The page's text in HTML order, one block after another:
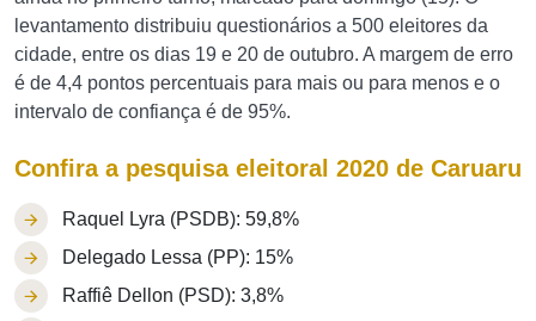
levantamento distribuiu questionários a 500 eleitores da
cidade, entre os dias 19 e 20 de outubro. A margem de erro
é de 4,4 pontos percentuais para mais ou para menos e o
intervalo de confiança é de 95%.
Confira a pesquisa eleitoral 2020 de Caruaru
Raquel Lyra (PSDB): 59,8%
Delegado Lessa (PP): 15%
Raffiê Dellon (PSD): 3,8%